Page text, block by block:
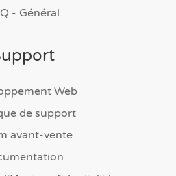
- Général
Web
de support
avant-vente